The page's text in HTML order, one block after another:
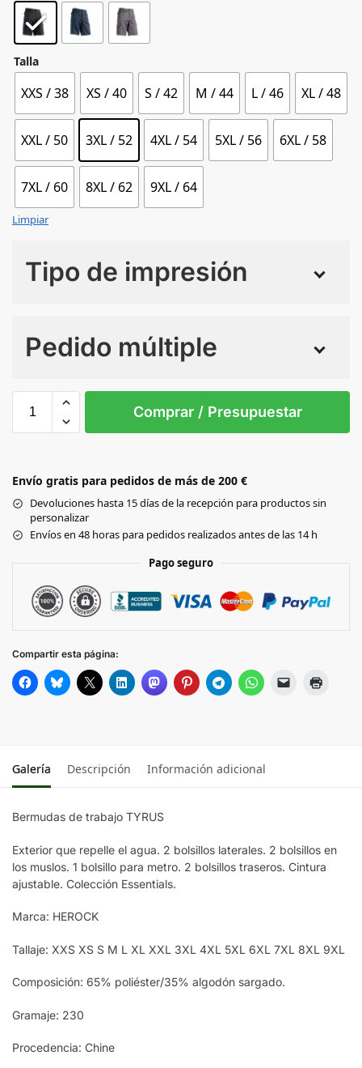
Talla
XXS / 38 XS / 40 S / 42 M / 44 L / 46 XL / 48
XXL / 50 3XL / 52 4XL / 54 5XL / 56 6XL / 58
7XL / 60 8XL / 62 9XL / 64
Limpiar
Tipo de impresión
Pedido múltiple
54
56
58
GREY/BLACK
Comprar / Presupuestar
Envío gratis para pedidos de más de 200 €
Devoluciones hasta 15 días de la recepción para productos sin
personalizar
Envíos en 48 horas para pedidos realizados antes de las 14 h
Pago seguro
Compartir esta página:
Galería Descripción Información adicional
Bermudas de trabajo TYRUS
Exterior que repelle el agua. 2 bolsillos laterales. 2 bolsillos en
los muslos. 1 bolsillo para metro. 2 bolsillos traseros. Cintura
ajustable. Colección Essentials.
Marca: HEROCK
Tallaje: XXS XS S M L XL XXL 3XL 4XL 5XL 6XL 7XL 8XL 9XL
Composición: 65% poliéster/35% algodón sargado.
Gramaje: 230
Procedencia: Chine